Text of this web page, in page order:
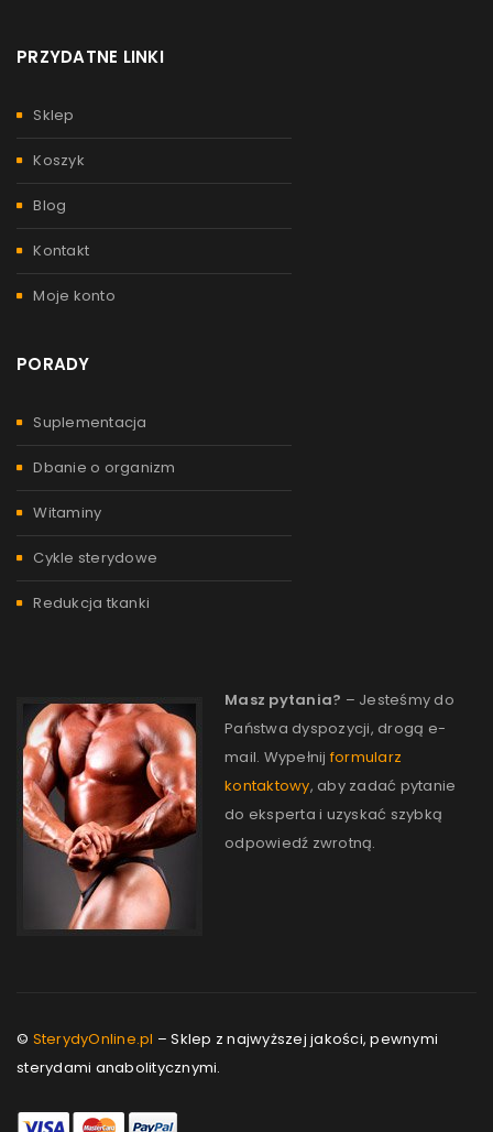
PRZYDATNE LINKI
Sklep
Koszyk
Blog
Kontakt
Moje konto
PORADY
Suplementacja
Dbanie o organizm
Witaminy
Cykle sterydowe
Redukcja tkanki
Masz pytania? – Jesteśmy do
Państwa dyspozycji, drogą e-
mail. Wypełnijformularz
kontaktowy, aby zadać pytanie
do eksperta i uzyskać szybką
odpowiedź zwrotną.
© SterydyOnline.pl – Sklep z najwyższej jakości, pewnymi
sterydami anabolitycznymi.